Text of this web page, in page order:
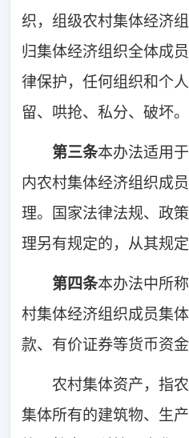
织，组级农村集体经济
归集体经济组织全体成
律保护，任何组织和个
留、哄抢、私分、破坏。
第三条本办法适用
内农村集体经济组织成
理。国家法律法规、政
理另有规定的，从其规定
第四条本办法中所
村集体经济组织成员集
款、有价证券等货币资金
农村集体资产，指
集体所有的建筑物、生